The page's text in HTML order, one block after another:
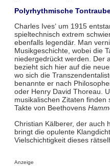
Polyrhythmische
Charles Ives‘ um 1915
spieltechnisch extrem
ebenfalls legendär. Man
Musikgeschichte, wobei die
niedergedrückt werden. Der
bezieht sich hier auf die
wo sich die
benannte er nach
oder Henry David Thoreau.
musikalischen Zitaten finden
Takte von Beethovens
Christian Kälberer, der auch
bringt die opulente
Vielschichtigkeit dieses
Anzeige